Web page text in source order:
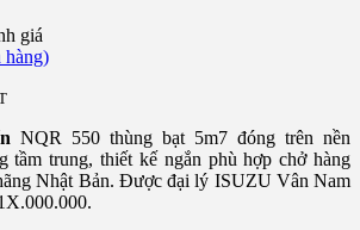
giá
hàng)
NQR 550 thùng bạt 5m7 đóng trên nền
tầm trung, thiết kế ngắn phù hợp chở hàng
Nhật Bản. Được đại lý ISUZU Vân Nam